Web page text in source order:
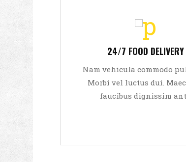
24/7 FOOD DELIVERY
Nam vehicula commodo
Morbi vel luctus dui.
faucibus dignissim
Sed viverra leo eget
ultricies. Lorem ipsum
Aliquam tempor dolor